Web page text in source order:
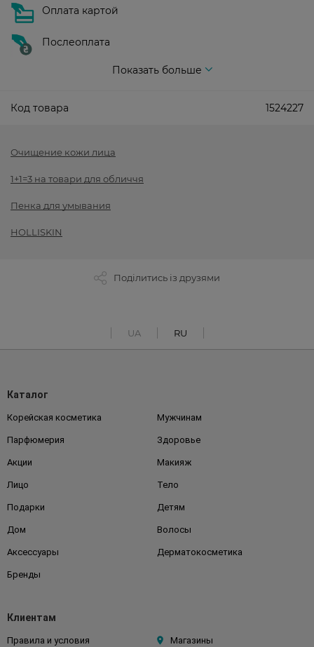
Оплата картой
Послеоплата
Показать больше
Код товара 1524227
Очищение кожи лица
1+1=3 на товари для обличчя
Пенка для умывания
HOLLISKIN
Поділитись із друзями
UA RU
Каталог
Корейская косметика Мужчинам
Парфюмерия Здоровье
Акции Макияж
Лицо Тело
Подарки Детям
Дом Волосы
Аксессуары Дерматокосметика
Бренды
Клиентам
Правила и условия Магазины